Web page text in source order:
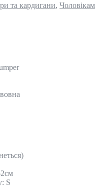
та кардигани, Чоловікам
S